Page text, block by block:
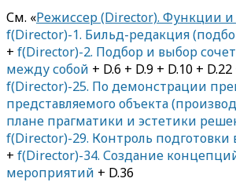
См. «Режиссер (Director). Функции
f(Director)-1. Бильд-редакция
+ f(Director)-2. Подбор и выбор
между собой + D.6 + D.9 + D.10 +
f(Director)-25. По демонстрации
представляемого объекта
плане прагматики и эстетики
f(Director)-29. Контроль подготовки
+ f(Director)-34. Создание
мероприятий + D.36